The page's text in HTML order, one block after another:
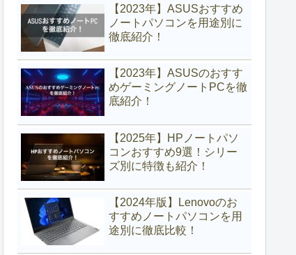
【2023年】ASUSおすすめ
ノートパソコンを用途別に
徹底紹介！
【2023年】ASUSのおすす
めゲーミングノートPCを徹
底紹介！
【2025年】HPノートパソ
コンおすすめ9選！シリー
ズ別に特徴も紹介！
【2024年版】Lenovoのお
すすめノートパソコンを用
途別に徹底比較！